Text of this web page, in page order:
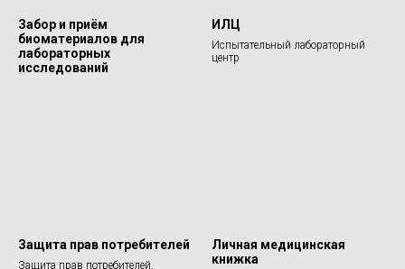
Забор и приём
биоматериалов для
лабораторных
исследований
ИЛЦ
Испытательный лабораторный
центр
Защита прав потребителей
Защита прав потребителей,
Личная медицинская
книжка